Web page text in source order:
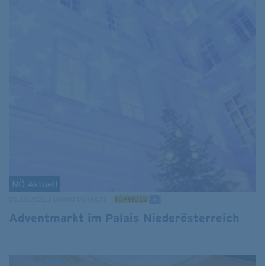
NÖ Aktuell
TOPVIDEO
Adventmarkt im Palais Niederösterreich